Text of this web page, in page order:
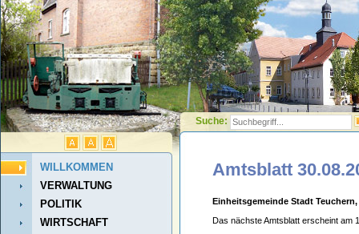
Suche:
WILLKOMMEN
VERWALTUNG
POLITIK
WIRTSCHAFT
Amtsblatt
Einheitsgemeinde Stadt Teuchern,
Das nächste Amtsblatt erscheint am